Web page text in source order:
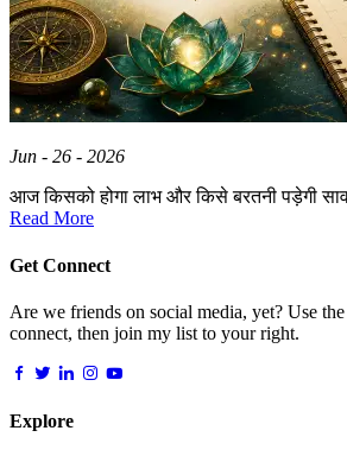
Jun - 26 - 2026
आज किसको होगा लाभ और किसे बरतनी पड़ेगी
Read More
Get Connect
Are we friends on social media, yet? Use
connect, then join my list to your right.
Explore